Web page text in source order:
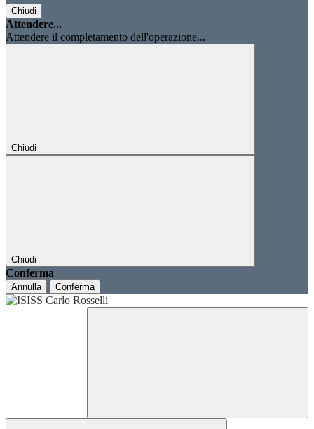
Chiudi
Attendere...
Attendere il completamento dell'operazione...
Chiudi
Chiudi
Conferma
Annulla Conferma